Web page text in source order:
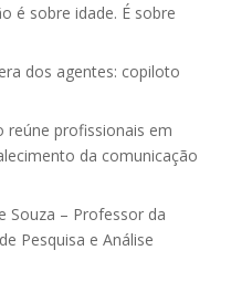
é sobre idade. É sobre
dos agentes: copiloto
reúne profissionais em
da comunicação
Souza – Professor da
Pesquisa e Análise